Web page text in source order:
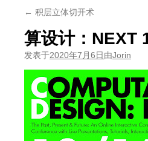
← 积层立体切开术
算设计：NEXT
发表于2020年7月6日由Jorin